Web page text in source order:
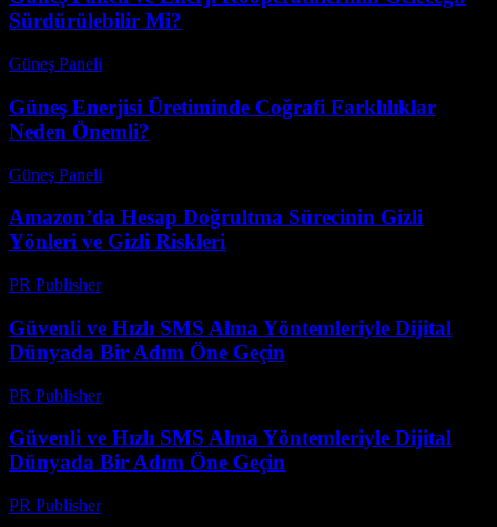
Sürdürülebilir Mi?
Güneş Paneli
Güneş Enerjisi Üretiminde Coğrafi Farklılıklar
Neden Önemli?
Güneş Paneli
Amazon’da Hesap Doğrultma Sürecinin Gizli
Yönleri ve Gizli Riskleri
PR Publisher-
Güvenli ve Hızlı SMS Alma Yöntemleriyle Dijital
Dünyada Bir Adım Öne Geçin
PR Publisher-
Güvenli ve Hızlı SMS Alma Yöntemleriyle Dijital
Dünyada Bir Adım Öne Geçin
PR Publisher-